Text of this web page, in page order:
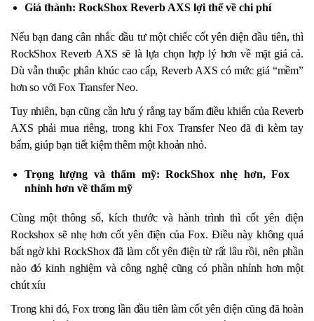
Giá thành: RockShox Reverb AXS lợi thế về chi phí
Nếu bạn đang cân nhắc đầu tư một chiếc cốt yên điện đầu tiên, thì
RockShox Reverb AXS sẽ là lựa chọn hợp lý hơn về mặt giá cả.
Dù vẫn thuộc phân khúc cao cấp, Reverb AXS có mức giá “mềm”
hơn so với Fox Transfer Neo.
Tuy nhiên, bạn cũng cần lưu ý rằng tay bấm điều khiển của Reverb
AXS phải mua riêng, trong khi Fox Transfer Neo đã đi kèm tay
bấm, giúp bạn tiết kiệm thêm một khoản nhỏ.
Trọng lượng và thẩm mỹ: RockShox nhẹ hơn, Fox
nhỉnh hơn về thẩm mỹ
Cùng một thông số, kích thước và hành trình thì cốt yên điện
Rockshox sẽ nhẹ hơn cốt yên điện của Fox. Điều này không quá
bất ngờ khi RockShox đã làm cốt yên điện từ rất lâu rồi, nên phần
nào đó kinh nghiệm và công nghệ cũng có phần nhỉnh hơn một
chút xíu
Trong khi đó, Fox trong lần đầu tiên làm cốt yên điện cũng đã hoàn